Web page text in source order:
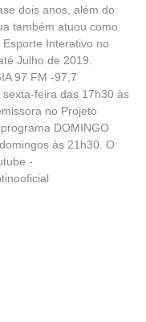
dois anos, além do
também atuou como
Interativo no
Julho de 2019.
97 FM -97,7
feira das 17h30 às
no Projeto
DOMINGO
às 21h30. O
-